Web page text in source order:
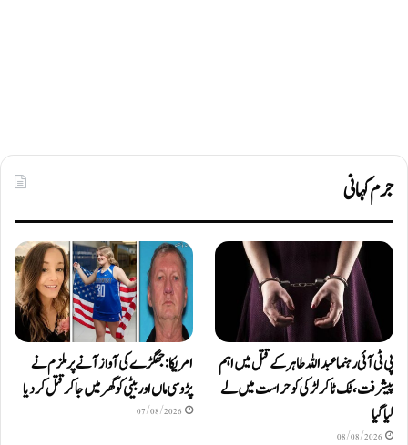
جرم کہانی
پی ٹی آئی رہنما عبداللہ طاہر کے قتل میں اہم
پیشرفت، ٹک ٹاکر لڑکی کو حراست میں لے
لیا گیا
08/08/2026
امریکا: جھگڑے کی آواز آنے پر ملزم نے
پڑوسی ماں اور بیٹی کو گھر میں جا کر قتل کر دیا
07/08/2026